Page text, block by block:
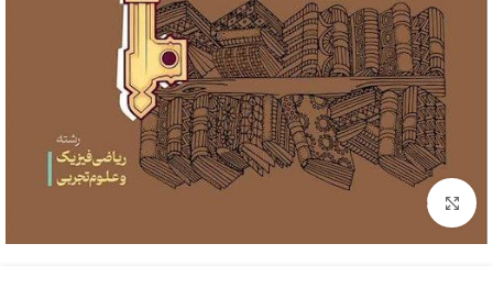
Click to enlarge